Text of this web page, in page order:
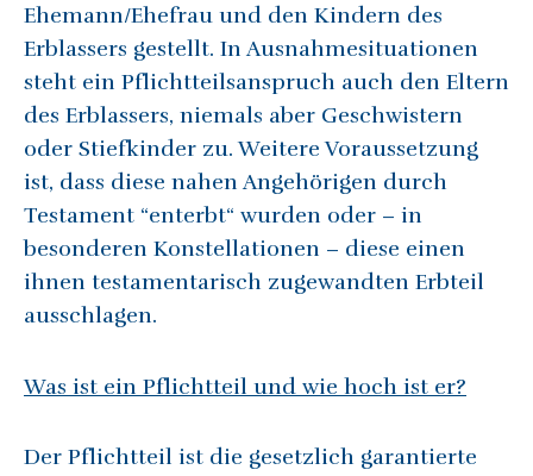
Ehemann/Ehefrau und den Kindern des
Erblassers gestellt. In Ausnahmesituationen
steht ein Pflichtteilsanspruch auch den Eltern
des Erblassers, niemals aber Geschwistern
oder Stiefkinder zu. Weitere Voraussetzung
ist, dass diese nahen Angehörigen durch
Testament “enterbt“ wurden oder – in
besonderen Konstellationen – diese einen
ihnen testamentarisch zugewandten Erbteil
ausschlagen.
Was ist ein Pflichtteil und wie hoch ist er?
Der Pflichtteil ist die gesetzlich garantierte